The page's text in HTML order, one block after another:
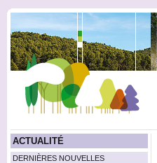
ACTUALITÉ
DERNIÈRES NOUVELLES